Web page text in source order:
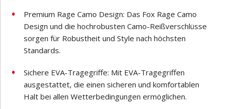
Premium Rage Camo Design: Das Fox Rage Camo
Design und die hochrobusten Camo-Reißverschlüsse
sorgen für Robustheit und Style nach höchsten
Standards.
Sichere EVA-Tragegriffe: Mit EVA-Tragegriffen
ausgestattet, die einen sicheren und komfortablen
Halt bei allen Wetterbedingungen ermöglichen.